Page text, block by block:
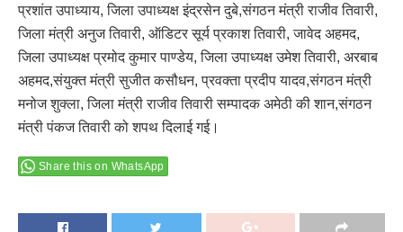
प्रशांत उपाध्याय, जिला उपाध्यक्ष इंद्रसेन दुबे,संगठन मंत्री राजीव तिवारी,
जिला मंत्री अनुज तिवारी, ऑडिटर सूर्य प्रकाश तिवारी, जावेद अहमद,
जिला उपाध्यक्ष प्रमोद कुमार पाण्डेय, जिला उपाध्यक्ष उमेश तिवारी, अरबाब
अहमद,संयुक्त मंत्री सुजीत कसौधन, प्रवक्ता प्रदीप यादव,संगठन मंत्री
मनोज शुक्ला, जिला मंत्री राजीव तिवारी सम्पादक अमेठी की शान,संगठन
मंत्री पंकज तिवारी को शपथ दिलाई गई।
Share this on WhatsApp